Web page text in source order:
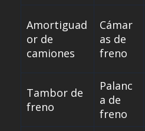
Amortiguad
or de
camiones
Cámar
as de
freno
Tambor de
freno
Palanc
a de
freno